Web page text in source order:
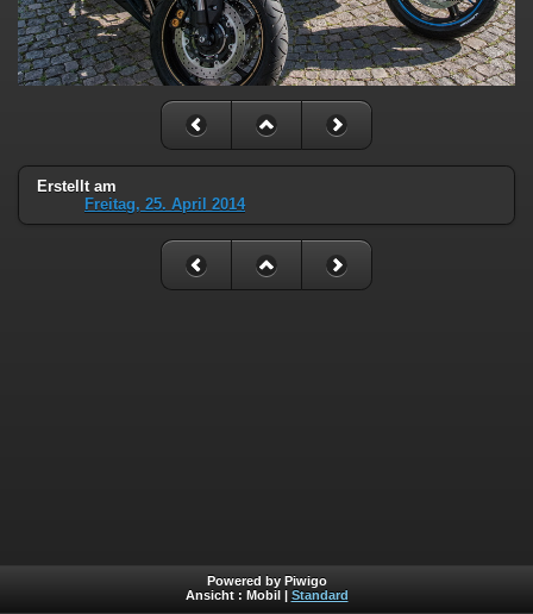
Erstellt am
Freitag, 25. April 2014
Powered by Piwigo
Ansicht : Mobil Standard